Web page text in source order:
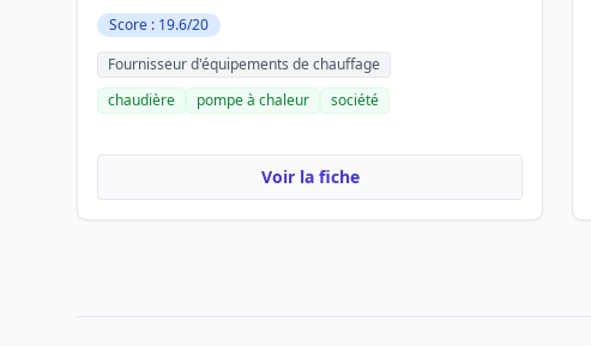
Score : 19.6/20
Fournisseur d'équipements de chauffage
chaudière
pompe à chaleur société
Voir la fiche